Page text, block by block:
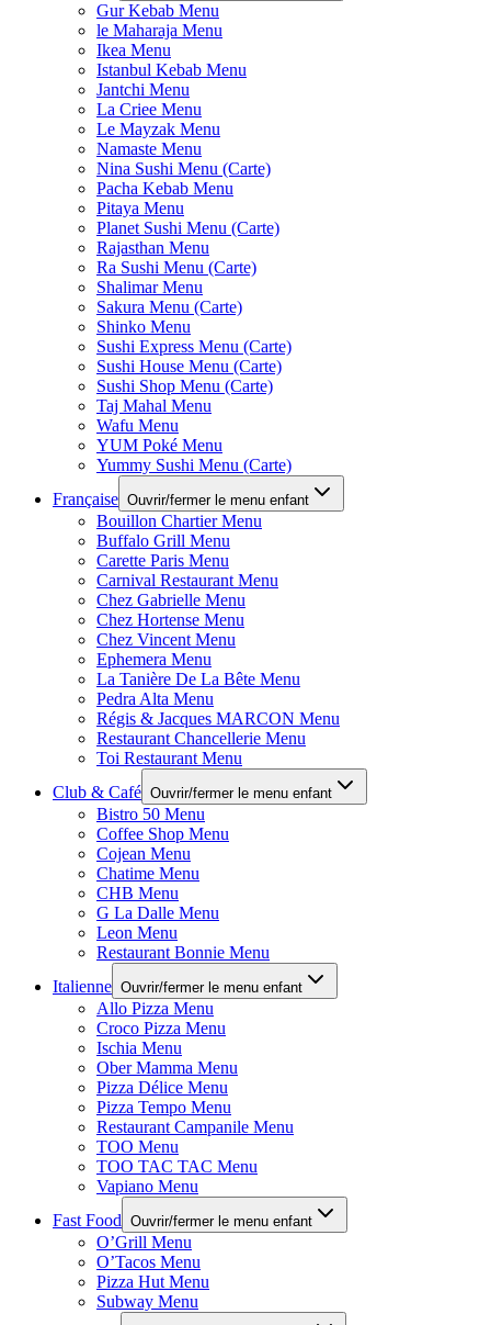
Gur Kebab Menu
le Maharaja Menu
Ikea Menu
Istanbul Kebab Menu
Jantchi Menu
La Criee Menu
Le Mayzak Menu
Namaste Menu
Nina Sushi Menu (Carte)
Pacha Kebab Menu
Pitaya Menu
Planet Sushi Menu (Carte)
Rajasthan Menu
Ra Sushi Menu (Carte)
Shalimar Menu
Sakura Menu (Carte)
Shinko Menu
Sushi Express Menu (Carte)
Sushi House Menu (Carte)
Sushi Shop Menu (Carte)
Taj Mahal Menu
Wafu Menu
YUM Poké Menu
Yummy Sushi Menu (Carte)
Française Ouvrir/fermer le menu enfant
Bouillon Chartier Menu
Buffalo Grill Menu
Carette Paris Menu
Carnival Restaurant Menu
Chez Gabrielle Menu
Chez Hortense Menu
Chez Vincent Menu
Ephemera Menu
La Tanière De La Bête Menu
Pedra Alta Menu
Régis & Jacques MARCON Menu
Restaurant Chancellerie Menu
Toi Restaurant Menu
Club & Café Ouvrir/fermer le menu enfant
Bistro 50 Menu
Coffee Shop Menu
Cojean Menu
Chatime Menu
CHB Menu
G La Dalle Menu
Leon Menu
Restaurant Bonnie Menu
Italienne Ouvrir/fermer le menu enfant
Allo Pizza Menu
Croco Pizza Menu
Ischia Menu
Ober Mamma Menu
Pizza Délice Menu
Pizza Tempo Menu
Restaurant Campanile Menu
TOO Menu
TOO TAC TAC Menu
Vapiano Menu
Fast Food Ouvrir/fermer le menu enfant
O’Grill Menu
O’Tacos Menu
Pizza Hut Menu
Subway Menu